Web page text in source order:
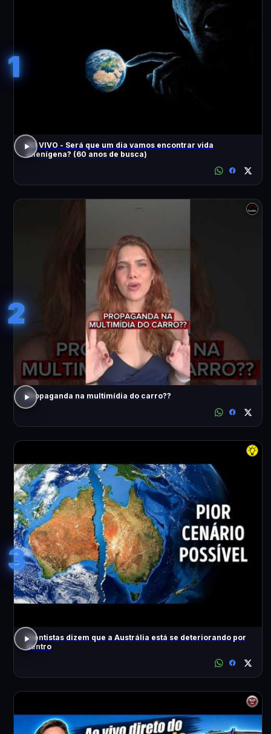
1
AO VIVO - Será que um dia vamos encontrar vida
alienígena? (60 anos de busca)
2
Propaganda na multimídia do carro??
3
Cientistas dizem que a Austrália está se deteriorando por
dentro